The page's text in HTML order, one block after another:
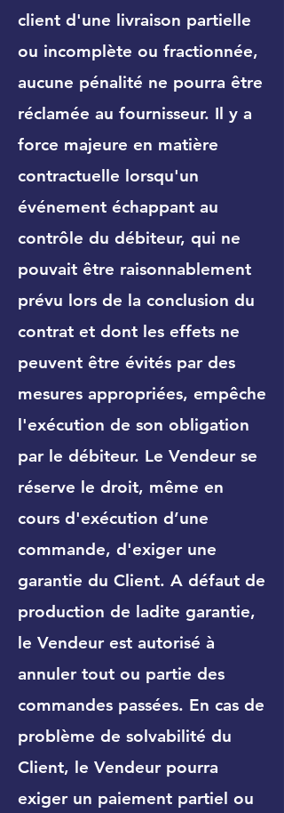
client d'une livraison partielle
ou incomplète ou fractionnée,
aucune pénalité ne pourra être
réclamée au fournisseur. Il y a
force majeure en matière
contractuelle lorsqu'un
événement échappant au
contrôle du débiteur, qui ne
pouvait être raisonnablement
prévu lors de la conclusion du
contrat et dont les effets ne
peuvent être évités par des
mesures appropriées, empêche
l'exécution de son obligation
par le débiteur. Le Vendeur se
réserve le droit, même en
cours d'exécution d’une
commande, d'exiger une
garantie du Client. A défaut de
production de ladite garantie,
le Vendeur est autorisé à
annuler tout ou partie des
commandes passées. En cas de
problème de solvabilité du
Client, le Vendeur pourra
exiger un paiement partiel ou